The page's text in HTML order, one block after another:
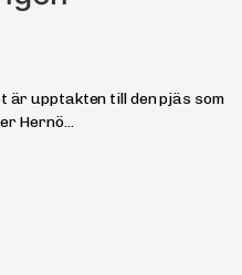
är upptakten till den pjäs som
Hernö...